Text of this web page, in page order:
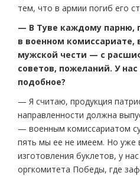
тем, что в армии погиб его
— В Туве каждому парню,
в военном комиссариате,
мужской чести — с
советов, пожеланий. У
подобное?
— Я считаю, продукция
направленности должна
— военным комиссариатом
пять мы ее не имеем. Но уже
изготовления буклетов, у
оргкомитета Победы, где